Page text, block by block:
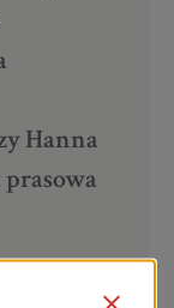
Hanna